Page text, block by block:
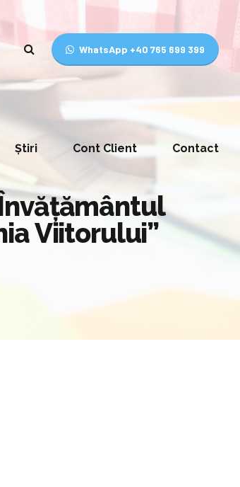
WhatsApp +40 765 699 399
Știri Cont Client Contact
Viitorului”